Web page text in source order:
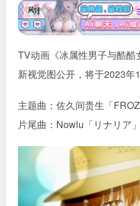
TV动画《冰属性男子与酷
新视觉图公开，将于2023年1
主题曲：佐久间贵生「
片尾曲：Nowlu「リナリア」